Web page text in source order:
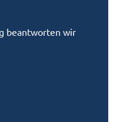
beantworten wir